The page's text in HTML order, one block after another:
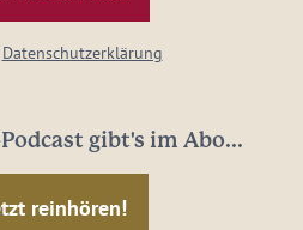
Datenschutzerklärung
gibt's im Abo...
reinhören!